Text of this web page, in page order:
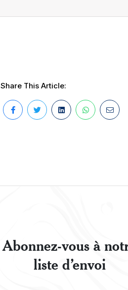
Share This Article:
Abonnez-vous à
liste d’envoi